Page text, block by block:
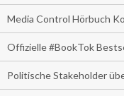
Media Control Hörbuch
Offizielle #BookTok
Politische Stakeholder